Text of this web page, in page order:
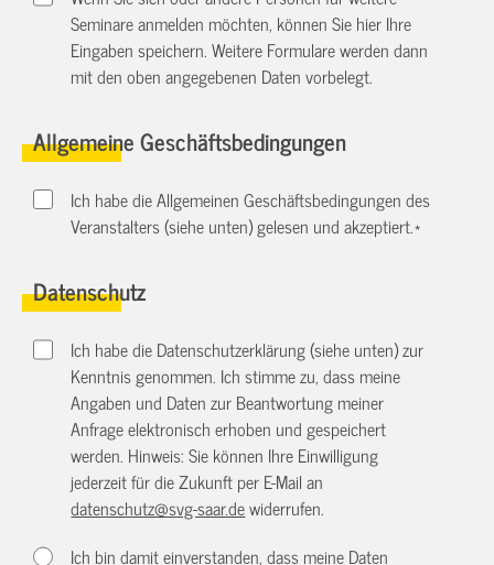
Seminare anmelden möchten, können Sie hier Ihre
Eingaben speichern. Weitere Formulare werden dann
mit den oben angegebenen Daten vorbelegt.
Allgemeine Geschäftsbedingungen
Ich habe die Allgemeinen Geschäftsbedingungen des
Veranstalters (siehe unten) gelesen und akzeptiert.*
Datenschutz
Ich habe die Datenschutzerklärung (siehe unten) zur
Kenntnis genommen. Ich stimme zu, dass meine
Angaben und Daten zur Beantwortung meiner
Anfrage elektronisch erhoben und gespeichert
werden. Hinweis: Sie können Ihre Einwilligung
jederzeit für die Zukunft per E-Mail an
datenschutz@svg-saar.dewiderrufen.
Ich bin damit einverstanden, dass meine Daten